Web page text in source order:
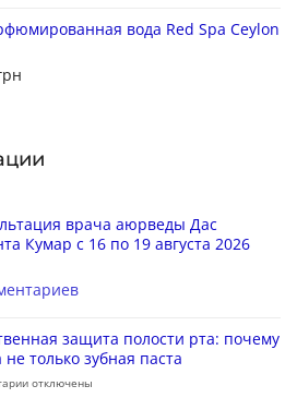
вода Red Spa Ceylon
врача аюрведы Дас
Кумар с 16 по 19 августа 2026
защита полости рта: почему
только зубная паста
отключены